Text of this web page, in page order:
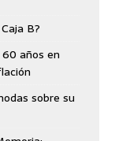
B?
años en
sobre su